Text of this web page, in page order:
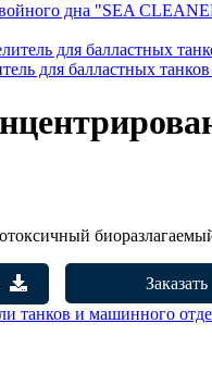
дна "SEA
для балластных
Заказать
танков и машинного